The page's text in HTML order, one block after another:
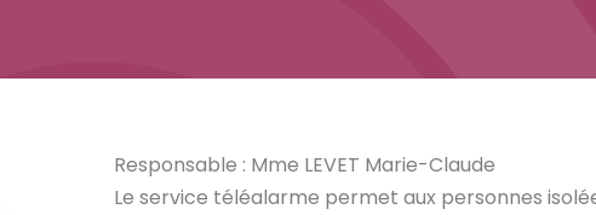
Responsable : Mme LEVET Marie-Claude
Le service téléalarme permet aux personnes